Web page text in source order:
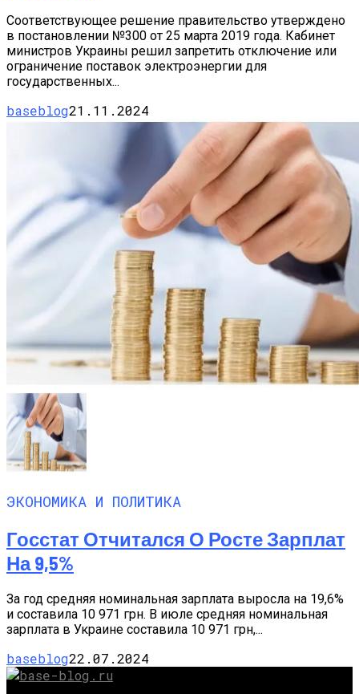
Соответствующее решение правительство утверждено
в постановлении №300 от 25 марта 2019 года. Кабинет
министров Украины решил запретить отключение или
ограничение поставок электроэнергии для
государственных...
baseblog21.11.2024
ЭКОНОМИКА И ПОЛИТИКА
Госстат Отчитался О Росте Зарплат
На 9,5%
За год средняя номинальная зарплата выросла на 19,6%
и составила 10 971 грн. В июле средняя номинальная
зарплата в Украине составила 10 971 грн,...
baseblog22.07.2024